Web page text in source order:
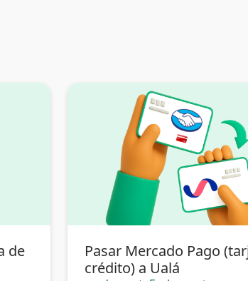
de
Pasar Mercado Pago
crédito) a Ualá